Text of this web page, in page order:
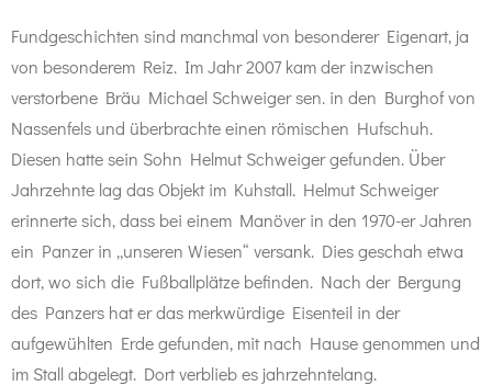
Fundgeschichten sind manchmal von besonderer Eigenart, ja
von besonderem Reiz. Im Jahr 2007 kam der inzwischen
verstorbene Bräu Michael Schweiger sen. in den Burghof von
Nassenfels und überbrachte einen römischen Hufschuh.
Diesen hatte sein Sohn Helmut Schweiger gefunden. Über
Jahrzehnte lag das Objekt im Kuhstall. Helmut Schweiger
erinnerte sich, dass bei einem Manöver in den 1970-er Jahren
ein Panzer in „unseren Wiesen“ versank. Dies geschah etwa
dort, wo sich die Fußballplätze befinden. Nach der Bergung
des Panzers hat er das merkwürdige Eisenteil in der
aufgewühlten Erde gefunden, mit nach Hause genommen und
im Stall abgelegt. Dort verblieb es jahrzehntelang.